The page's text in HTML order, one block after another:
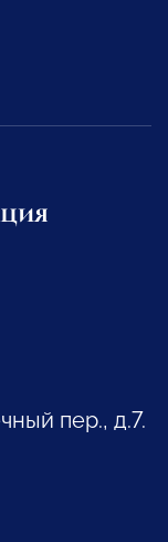
пер., д.7.